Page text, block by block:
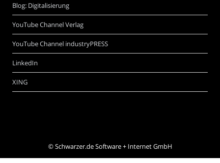
Blog: Digitalisierung
YouTube Channel Verlag
YouTube Channel industryPRESS
LinkedIn
XING
©Schwarzer.de Software + Internet GmbH